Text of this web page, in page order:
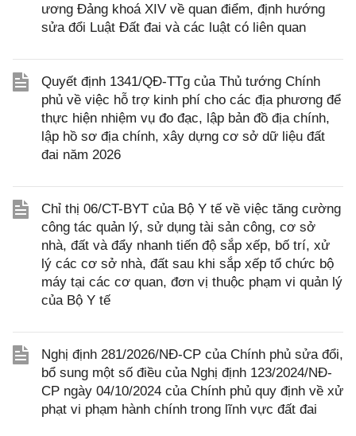
ương Đảng khoá XIV về quan điểm, định hướng
sửa đổi Luật Đất đai và các luật có liên quan
Quyết định 1341/QĐ-TTg của Thủ tướng Chính
phủ về việc hỗ trợ kinh phí cho các địa phương để
thực hiện nhiệm vụ đo đạc, lập bản đồ địa chính,
lập hồ sơ địa chính, xây dựng cơ sở dữ liệu đất
đai năm 2026
Chỉ thị 06/CT-BYT của Bộ Y tế về việc tăng cường
công tác quản lý, sử dụng tài sản công, cơ sở
nhà, đất và đẩy nhanh tiến độ sắp xếp, bố trí, xử
lý các cơ sở nhà, đất sau khi sắp xếp tổ chức bộ
máy tại các cơ quan, đơn vị thuộc phạm vi quản lý
của Bộ Y tế
Nghị định 281/2026/NĐ-CP của Chính phủ sửa đổi,
bổ sung một số điều của Nghị định 123/2024/NĐ-
CP ngày 04/10/2024 của Chính phủ quy định về xử
phạt vi phạm hành chính trong lĩnh vực đất đai